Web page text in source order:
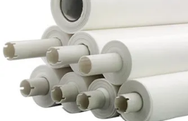
SITEMAP
PRIVACY
POLICY